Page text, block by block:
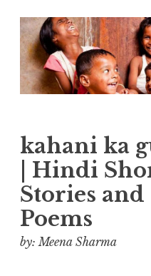
Skip
to
content
kahani ka
| Hindi
Stories and
Poems
by: Meena Sharma